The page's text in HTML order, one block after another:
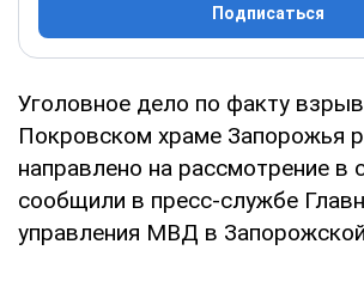
Подписаться
Уголовное дело по факту
Покровском храме Запорожья
направлено на рассмотрение в
сообщили в пресс-службе
управления МВД в